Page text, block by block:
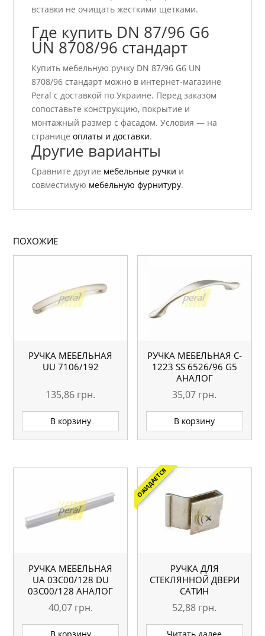
вставки не очищать жесткими щетками.
Где купить DN 87/96 G6
UN 8708/96 стандарт
Купить мебельную ручку DN 87/96 G6 UN
8708/96 стандарт можно в интернет-магазине
Peral с доставкой по Украине. Перед заказом
сопоставьте конструкцию, покрытие и
монтажный размер с фасадом. Условия — на
страницеоплаты и доставки.
Другие варианты
Сравните другие мебельные ручки и
совместимую мебельную фурнитуру.
ПОХОЖИЕ
РУЧКА МЕБЕЛЬНАЯ
UU 7106/192
135,86 грн.
В корзину
РУЧКА МЕБЕЛЬНАЯ C-
1223 SS 6526/96 G5
АНАЛОГ
35,07 грн.
В корзину
РУЧКА МЕБЕЛЬНАЯ
UA 03С00/128 DU
03С00/128 АНАЛОГ
40,07 грн.
ОЖИДАЕТСЯ
РУЧКА ДЛЯ
СТЕКЛЯННОЙ ДВЕРИ
САТИН
52,88 грн.